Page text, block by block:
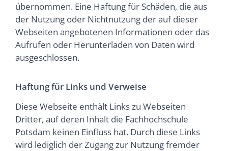
übernommen. Eine Haftung für Schäden, die aus
der Nutzung oder Nichtnutzung der auf dieser
Webseiten angebotenen Informationen oder das
Aufrufen oder Herunterladen von Daten wird
ausgeschlossen.
Haftung für Links und Verweise
Diese Webseite enthält Links zu Webseiten
Dritter, auf deren Inhalt die Fachhochschule
Potsdam keinen Einfluss hat. Durch diese Links
wird lediglich der Zugang zur Nutzung fremder